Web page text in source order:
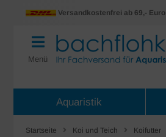
Versandkostenfrei ab 69,- Euro
Menü
Aquaristik
Startseite Koi und Teich Koifutter